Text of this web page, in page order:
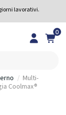
lavorativi.
0
Multi-
Coolmax®